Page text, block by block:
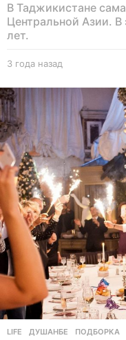
В Таджикистане
Центральной Азии. В
лет.
3 года назад
о
а
д
LIFE ДУШАНБЕ ,ПОДБОРКА